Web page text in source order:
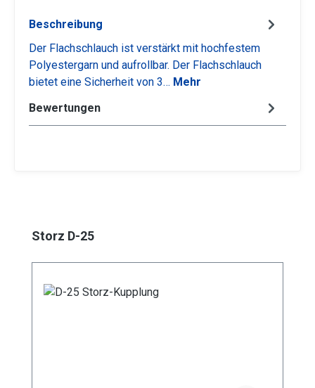
Beschreibung
Der Flachschlauch ist verstärkt mit hochfestem
Polyestergarn und aufrollbar. Der Flachschlauch
bietet eine Sicherheit von 3… Mehr
Bewertungen
Produktgalerie überspringen
Storz D-25